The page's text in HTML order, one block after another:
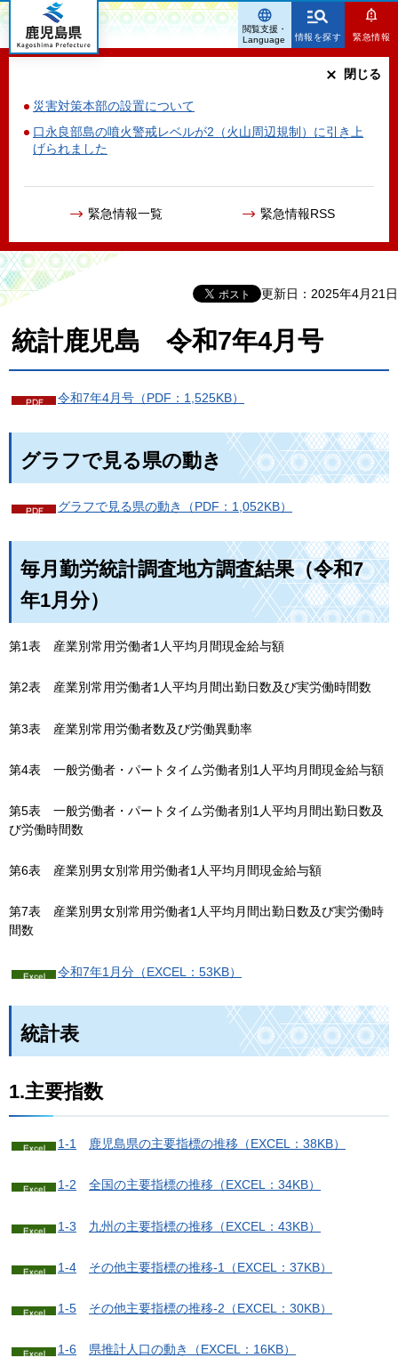
鹿児島県
情報を探す 緊急情報
災害対策本部の設置について
口永良部島の噴火警戒レベルが2（火山周辺規制）に引き上
げられました
緊急情報一覧 緊急情報RSS
閉じる
閲覧支援・
Language
更新日：2025年4月21日
統計鹿児島 令和7年4月号
令和7年4月号（PDF：1,525KB）
グラフで見る県の動き
グラフで見る県の動き（PDF：1,052KB）
毎月勤労統計調査地方調査結果（令和7
年1月分）
第1表 産業別常用労働者1人平均月間現金給与額
第2表 産業別常用労働者1人平均月間出勤日数及び実労働時間数
第3表 産業別常用労働者数及び労働異動率
第4表 一般労働者・パートタイム労働者別1人平均月間現金給与額
第5表 一般労働者・パートタイム労働者別1人平均月間出勤日数及
び労働時間数
第6表 産業別男女別常用労働者1人平均月間現金給与額
第7表 産業別男女別常用労働者1人平均月間出勤日数及び実労働時
間数
令和7年1月分（EXCEL：53KB）
統計表
1.主要指数
1-1 鹿児島県の主要指標の推移（EXCEL：38KB）
1-2 全国の主要指標の推移（EXCEL：34KB）
1-3 九州の主要指標の推移（EXCEL：43KB）
1-4 その他主要指標の推移-1（EXCEL：37KB）
1-5 その他主要指標の推移-2（EXCEL：30KB）
1-6 県推計人口の動き（EXCEL：16KB）